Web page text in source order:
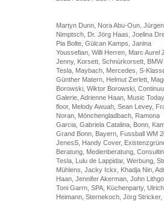
Martyn Dunn, Nora Abu-Oun, Jürgen
Nimptsch, Dr. Jörg Haas, Joelina
Pia Bolte, Gülcan Kamps, Janina
Youssefian, Willi Herren, Marc Aurel
Jenny, Korsett, Schnürkorsett, BMW
Tesla, Maybach, Mercedes, S-
Günther Matern, Helmut Zerlett,
Borowski, Wiktor Borowski,
Galerie, Adrienne Haan, Music
floor, Melody Awuah, Sean Levey,
Noran, Mönchengladbach, Ramona
Garcia, Gabriela Catalina, Bonn,
Grand Bonn, Bayern, Fussball WM
JenesS, Handy Cover,
Beratung, Medienberatung,
Tesla, Lulu de Lappidar, Werbung,
Mühlens, Jacky Ickx, Khadja Nin,
Haan, Jennifer Akerman, John
Toni Garrn, SPA, Küchenparty, Ulrich
Heimann, Sternekoch, Jörg Stricker,